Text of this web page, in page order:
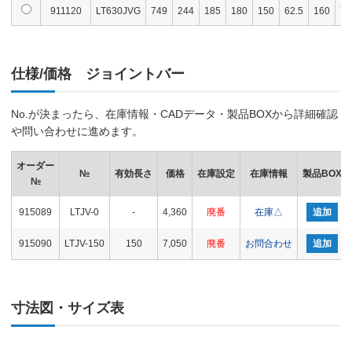
911120 LT630JVG 749 244 185 180 150 62.5 160 75
仕様/価格 ジョイントバー
No.が決まったら、在庫情報・CADデータ・製品BOXから詳細確認
や問い合わせに進めます。
オーダー
№
№ 有効長さ 価格 在庫設定 在庫情報 製品BOX
915089 LTJV-0 - 4,360 廃番 在庫△ 追加
915090 LTJV-150 150 7,050 廃番 お問合わせ 追加
寸法図・サイズ表